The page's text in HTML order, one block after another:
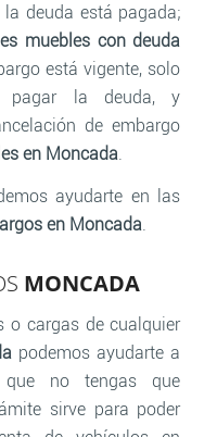
deuda está pagada;
muebles con deuda
está vigente, solo
pagar la deuda, y
de embargo
en Moncada
ayudarte en las
en Moncada.
MONCADA
o cargas de cualquier
podemos ayudarte a
no tengas que
sirve para poder